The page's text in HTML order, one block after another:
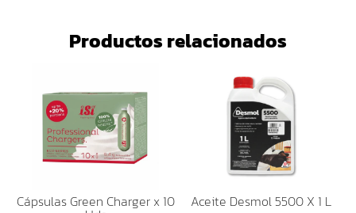
Productos relacionados
Cápsulas Green Charger x 10 Aceite Desmol 5500 X 1 L